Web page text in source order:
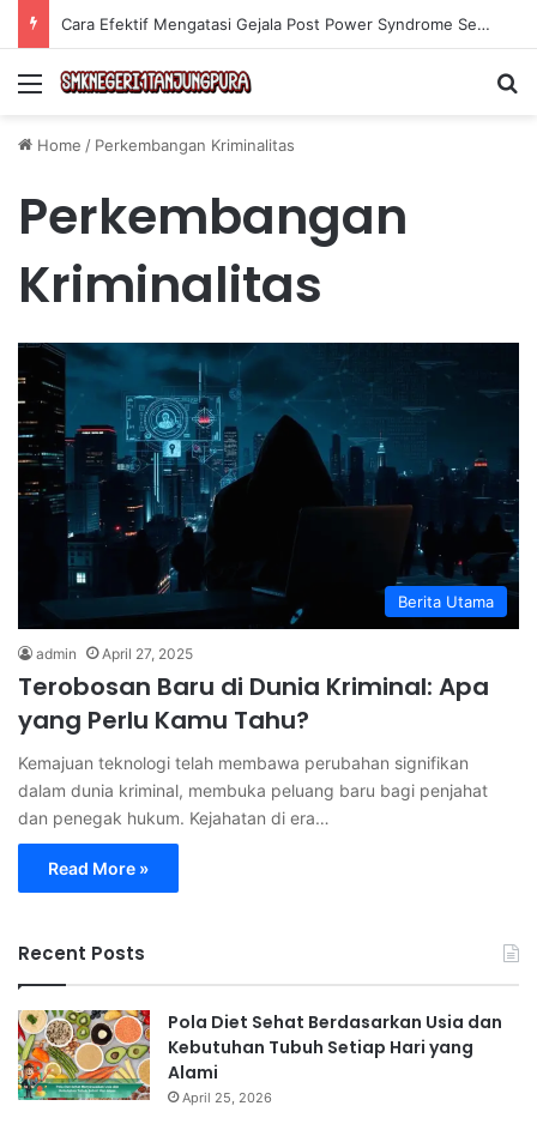
Cara Efektif Mengatasi Gejala Post Power Syndrome Setelah Pensiun Kerja
Menu
Home / Perkembangan Kriminalitas
Perkembangan
Kriminalitas
Berita Utama
admin April 27, 2025
Terobosan Baru di Dunia Kriminal: Apa
yang Perlu Kamu Tahu?
Kemajuan teknologi telah membawa perubahan signifikan
dalam dunia kriminal, membuka peluang baru bagi penjahat
dan penegak hukum. Kejahatan di era…
Read More »
Recent Posts
Pola Diet Sehat Berdasarkan Usia dan
Kebutuhan Tubuh Setiap Hari yang
Alami
April 25, 2026